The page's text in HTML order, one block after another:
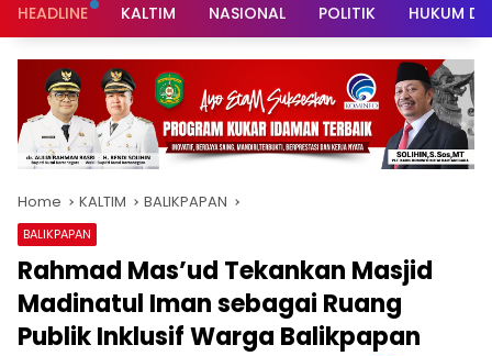
HEADLINE KALTIM NASIONAL POLITIK HUKUM
Home KALTIM BALIKPAPAN
BALIKPAPAN
Rahmad Mas’ud Tekankan Masjid
Madinatul Iman sebagai Ruang
Publik Inklusif Warga Balikpapan